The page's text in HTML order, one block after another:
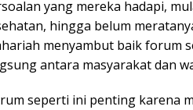
yang mereka hadapi,
hingga belum
menyambut baik forum
antara masyarakat dan
seperti ini penting karena